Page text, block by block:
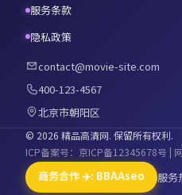
服务条款
隐私政策
contact@movie-site.com
400-123-4567
北京市朝阳区
© 2026 精品高清网. 保留所有权利.
ICP备案号：京ICP备12345678号 |
商务合作 ✈️: BBAAseo 服务